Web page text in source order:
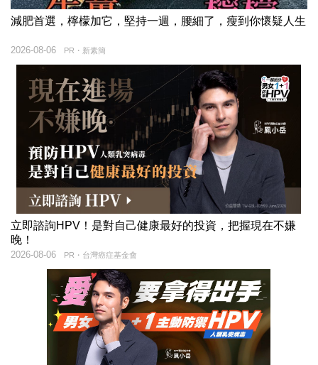
減肥首選，檸檬加它，堅持一週，腰細了，瘦到你懷疑人生
PR・新素簡
2026-08-06
立即諮詢HPV！是對自己健康最好的投資，把握現在不嫌
晚！
PR・台灣癌症基金會
2026-08-06